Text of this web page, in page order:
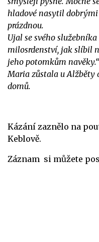
hladové nasytil
prázdnou.
Ujal se svého
milosrdenství, jak slíbil
jeho potomkům navěky.“
Maria zůstala u Alžběty
domů.
Kázání zaznělo na
Keblově.
Záznam si můžete